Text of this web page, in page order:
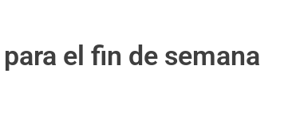
el fin de semana